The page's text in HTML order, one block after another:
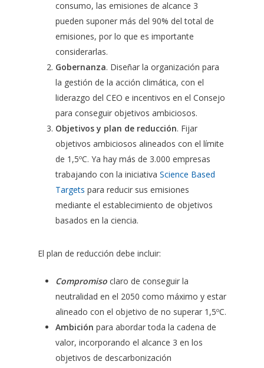
consumo, las emisiones de alcance 3
pueden suponer más del 90% del total de
emisiones, por lo que es importante
considerarlas.
Gobernanza. Diseñar la organización para
la gestión de la acción climática, con el
liderazgo del CEO e incentivos en el Consejo
para conseguir objetivos ambiciosos.
Objetivos y plan de reducción. Fijar
objetivos ambiciosos alineados con el límite
de 1,5ºC. Ya hay más de 3.000 empresas
trabajando con la iniciativa Science Based
Targets para reducir sus emisiones
mediante el establecimiento de objetivos
basados en la ciencia.
El plan de reducción debe incluir:
Compromiso claro de conseguir la
neutralidad en el 2050 como máximo y estar
alineado con el objetivo de no superar 1,5ºC.
Ambición para abordar toda la cadena de
valor, incorporando el alcance 3 en los
objetivos de descarbonización